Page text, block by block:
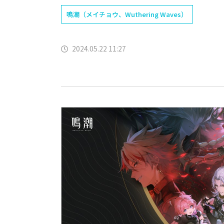
鳴潮（メイチョウ、Wuthering Waves）
2024.05.22 11:27